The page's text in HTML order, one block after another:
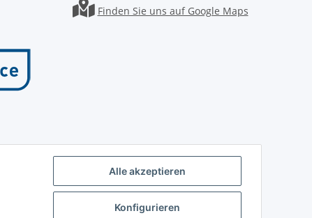
Alle akzeptieren
Konfigurieren
Finden Sie uns auf Google Maps